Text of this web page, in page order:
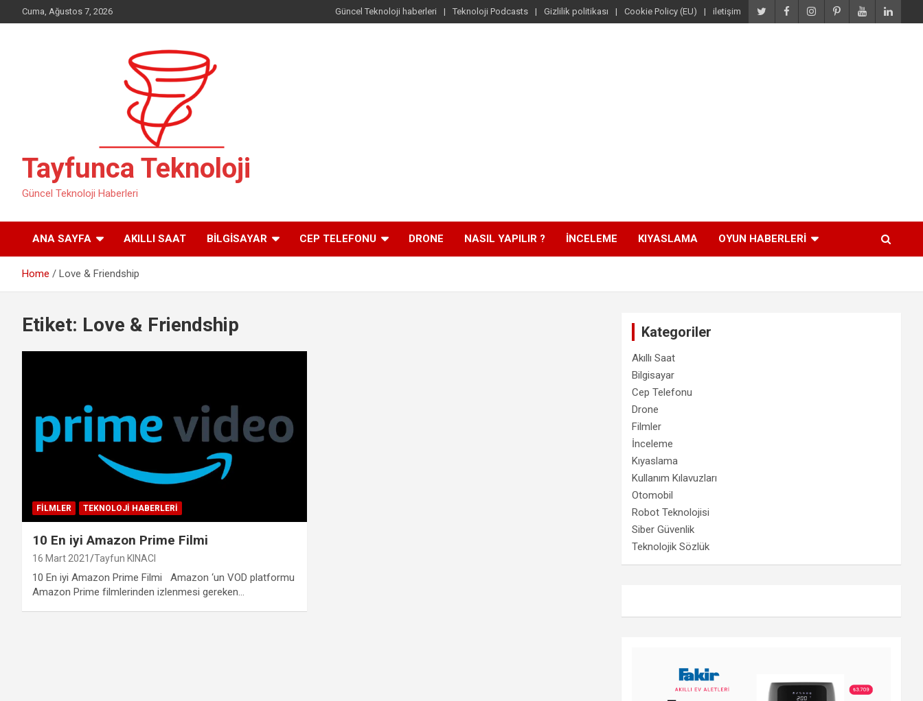
to
Cuma, Ağustos 7, 2026 Güncel Teknoloji haberleri Teknoloji Podcasts Gizlilik politikası Cookie Policy (EU) iletişim
Tayfunca Teknoloji
Güncel Teknoloji Haberleri
ANA SAYFA AKILLI SAAT BILGISAYAR CEP TELEFONU DRONE NASIL YAPILIR ? İNCELEME KIYASLAMA OYUN HABERLERI
Home Love & Friendship
Etiket: Love & Friendship
FILMLER TEKNOLOJI HABERLERI
10 En iyi Amazon Prime Filmi
16 Mart 2021 Tayfun KINACI
10 En iyi Amazon Prime Filmi Amazon ‘un VOD platformu
Amazon Prime filmlerinden izlenmesi gereken…
Kategoriler
Akıllı Saat
Bilgisayar
Cep Telefonu
Drone
Filmler
İnceleme
Kıyaslama
Kullanım Kılavuzları
Otomobil
Robot Teknolojisi
Siber Güvenlik
Teknolojik Sözlük